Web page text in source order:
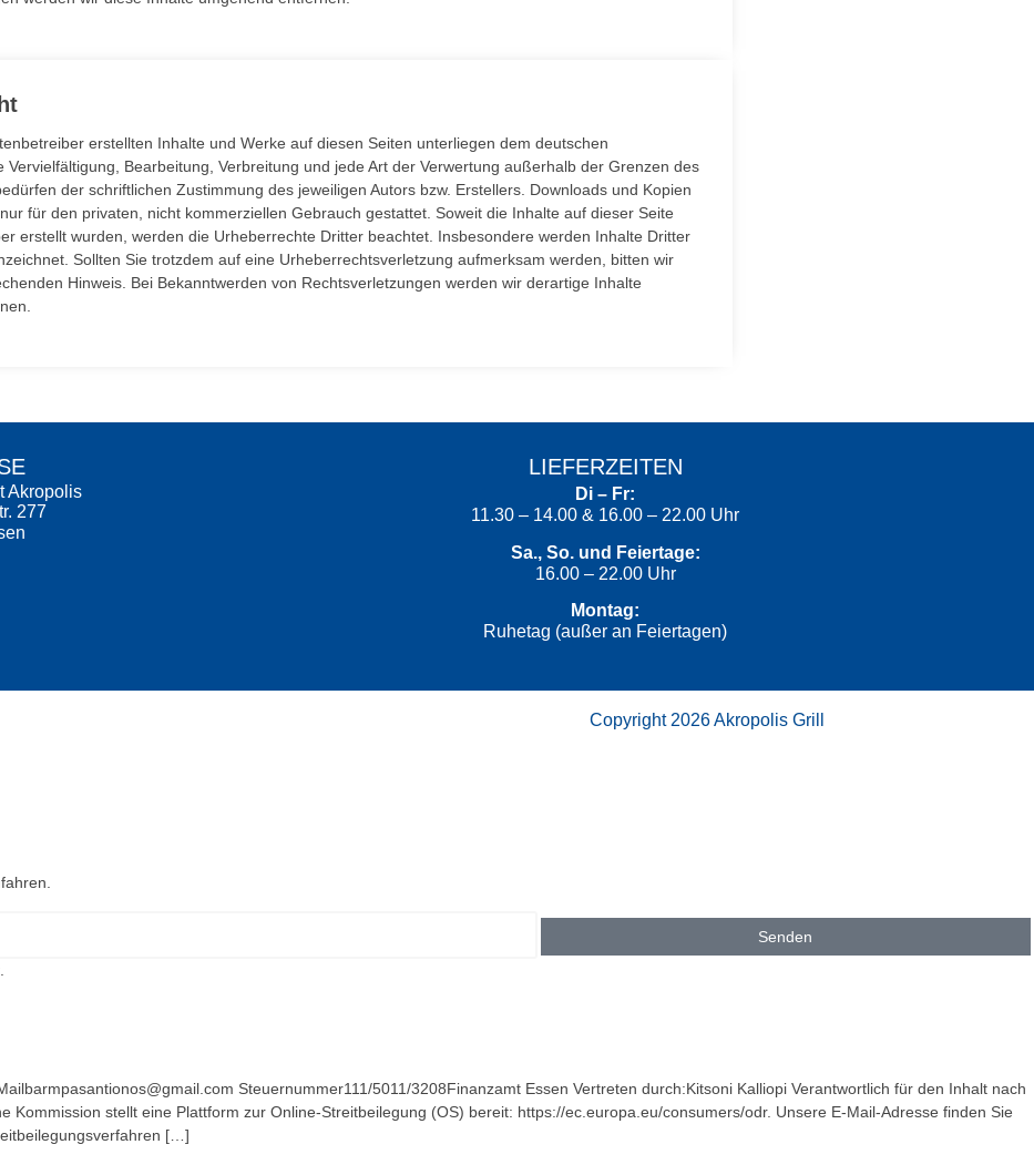
erstellten Inhalte und Werke auf diesen Seiten unterliegen dem deutschen
Vervielfältigung, Bearbeitung, Verbreitung und jede Art der Verwertung außerhalb der Grenzen des
der schriftlichen Zustimmung des jeweiligen Autors bzw. Erstellers. Downloads und Kopien
für den privaten, nicht kommerziellen Gebrauch gestattet. Soweit die Inhalte auf dieser Seite
erstellt wurden, werden die Urheberrechte Dritter beachtet. Insbesondere werden Inhalte Dritter
Sollten Sie trotzdem auf eine Urheberrechtsverletzung aufmerksam werden, bitten wir
Hinweis. Bei Bekanntwerden von Rechtsverletzungen werden wir derartige Inhalte
Akropolis
277
LIEFERZEITEN
Di – Fr:
11.30 – 14.00 & 16.00 – 22.00 Uhr
Sa., So. und Feiertage:
16.00 – 22.00 Uhr
Montag:
Ruhetag (außer an Feiertagen)
Copyright 2026 Akropolis Grill
Senden
Steuernummer111/5011/3208Finanzamt Essen Vertreten durch:Kitsoni Kalliopi Verantwortlich für den Inhalt nach
Kommission stellt eine Plattform zur Online-Streitbeilegung (OS) bereit: https://ec.europa.eu/consumers/odr. Unsere E-Mail-Adresse finden Sie
[…]